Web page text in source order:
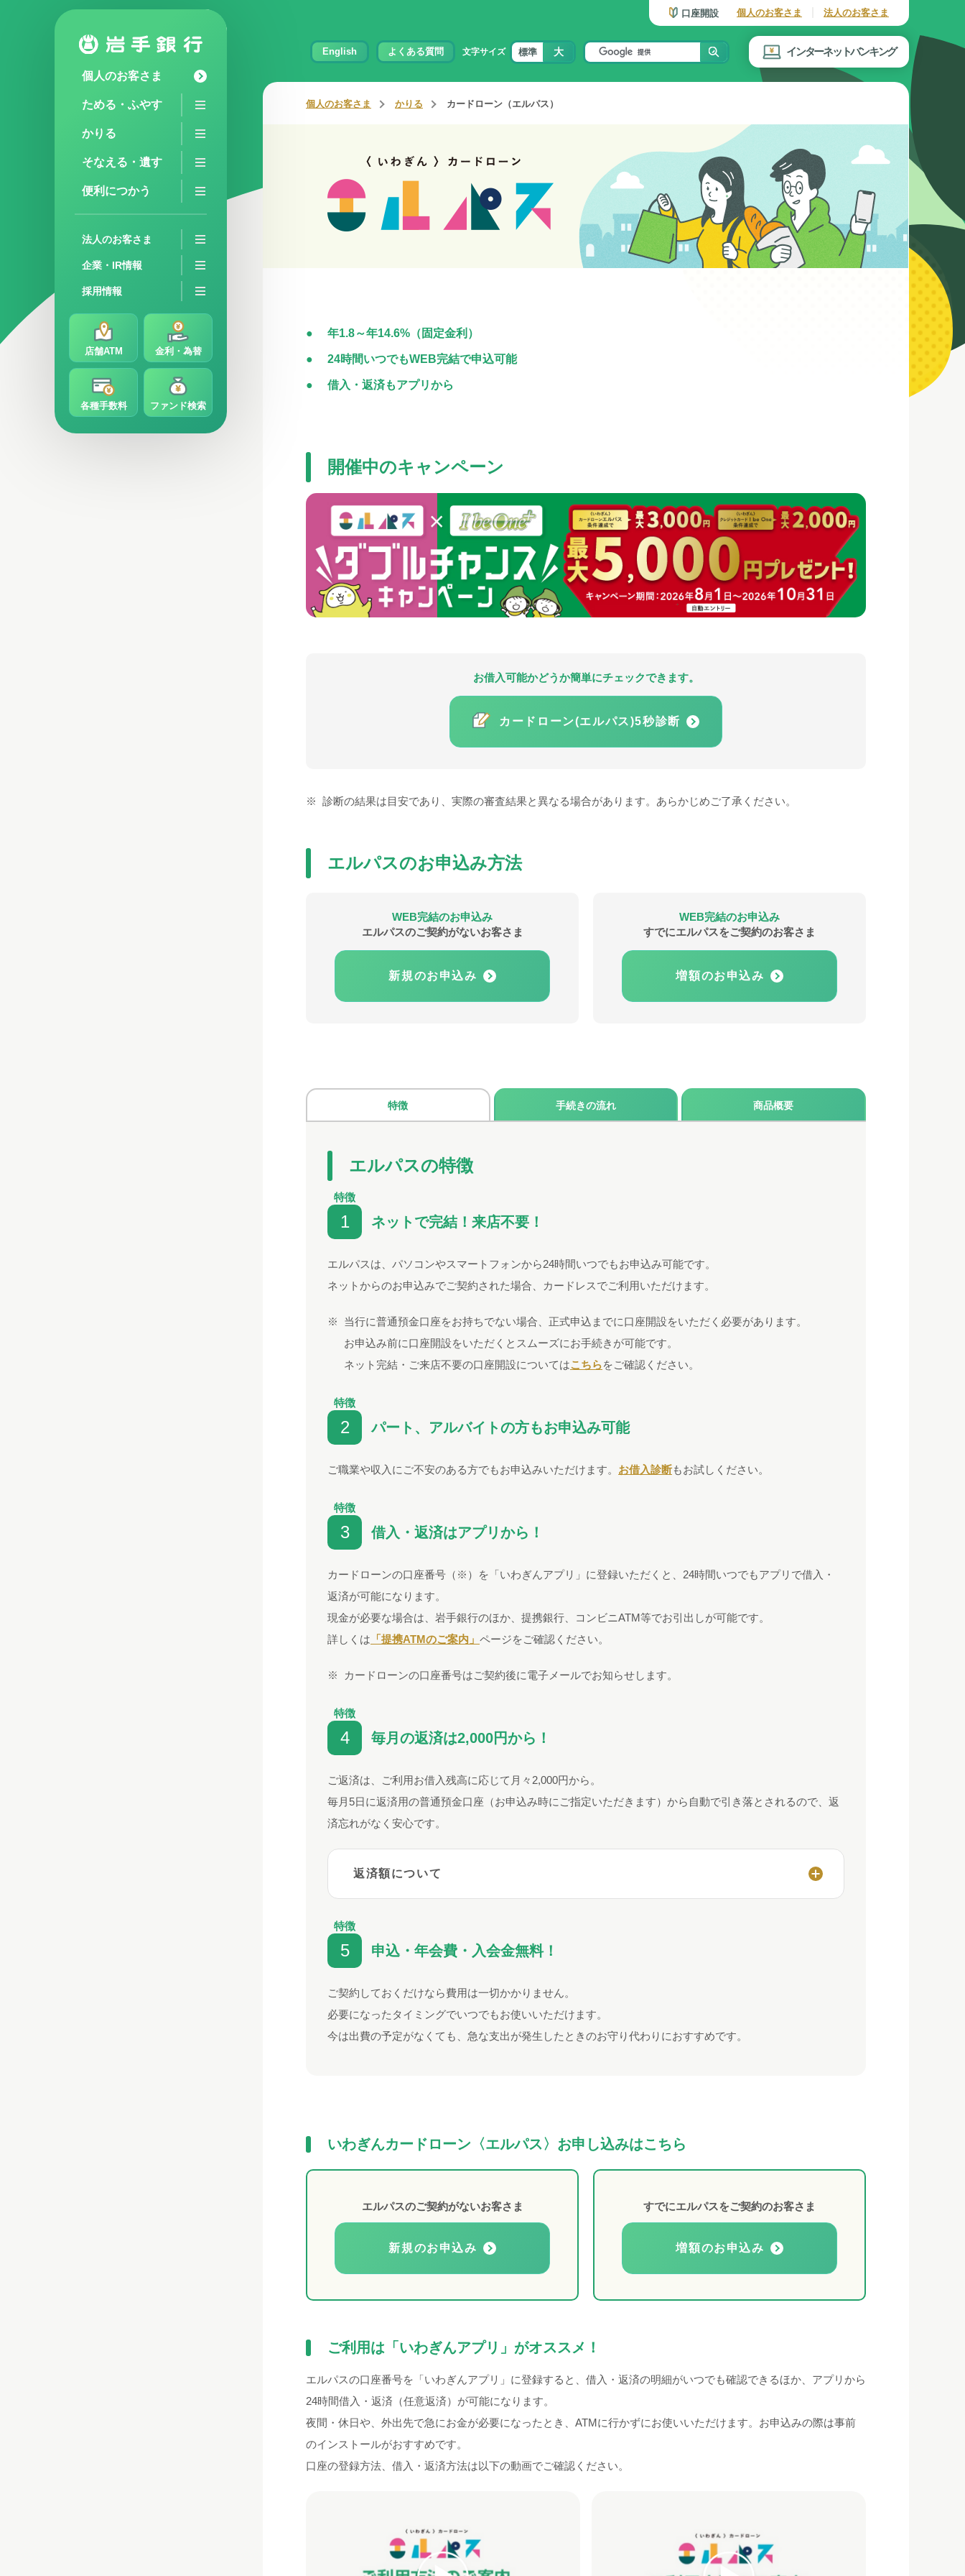
個人のお客さま
ためる・ふやす
かりる
そなえる・遺す
便利につかう
法人のお客さま
企業・IR情報
採用情報
店舗ATM 金利・為替
各種手数料 ファンド検索
口座開設 個人のお客さま 法人のお客さま
English よくある質問 文字サイズ 標準 大 インターネットバンキング
個人のお客さま かりる カードローン（エルパス）
年1.8～年14.6%（固定金利）
24時間いつでもWEB完結で申込可能
借入・返済もアプリから
開催中のキャンペーン
お借入可能かどうか簡単にチェックできます。
カードローン(エルパス)5秒診断
診断の結果は目安であり、実際の審査結果と異なる場合があります。あらかじめご了承ください。
エルパスのお申込み方法
WEB完結のお申込み
エルパスのご契約がないお客さま
新規のお申込み
WEB完結のお申込み
すでにエルパスをご契約のお客さま
増額のお申込み
特徴 手続きの流れ 商品概要
エルパスの特徴
特徴
1 ネットで完結！来店不要！
エルパスは、パソコンやスマートフォンから24時間いつでもお申込み可能です。
ネットからのお申込みでご契約された場合、カードレスでご利用いただけます。
当行に普通預金口座をお持ちでない場合、正式申込までに口座開設をいただく必要があります。
お申込み前に口座開設をいただくとスムーズにお手続きが可能です。
ネット完結・ご来店不要の口座開設についてはこちらをご確認ください。
特徴
2 パート、アルバイトの方もお申込み可能
ご職業や収入にご不安のある方でもお申込みいただけます。 お借入診断もお試しください。
特徴
3 借入・返済はアプリから！
カードローンの口座番号（※）を「いわぎんアプリ」に登録いただくと、24時間いつでもアプリで借入・
返済が可能になります。
現金が必要な場合は、岩手銀行のほか、提携銀行、コンビニATM等でお引出しが可能です。
詳しくは 「提携ATMのご案内」 ページをご確認ください。
カードローンの口座番号はご契約後に電子メールでお知らせします。
特徴
4 毎月の返済は2,000円から！
ご返済は、ご利用お借入残高に応じて月々2,000円から。
毎月5日に返済用の普通預金口座（お申込み時にご指定いただきます）から自動で引き落とされるので、返
済忘れがなく安心です。
返済額について
特徴
5 申込・年会費・入会金無料！
ご契約しておくだけなら費用は一切かかりません。
必要になったタイミングでいつでもお使いいただけます。
今は出費の予定がなくても、急な支出が発生したときのお守り代わりにおすすめです。
いわぎんカードローン〈エルパス〉お申し込みはこちら
エルパスのご契約がないお客さま
新規のお申込み
すでにエルパスをご契約のお客さま
増額のお申込み
ご利用は「いわぎんアプリ」がオススメ！
エルパスの口座番号を「いわぎんアプリ」に登録すると、借入・返済の明細がいつでも確認できるほか、アプリから
24時間借入・返済（任意返済）が可能になります。
夜間・休日や、外出先で急にお金が必要になったとき、ATMに行かずにお使いいただけます。お申込みの際は事前
のインストールがおすすめです。
口座の登録方法、借入・返済方法は以下の動画でご確認ください。